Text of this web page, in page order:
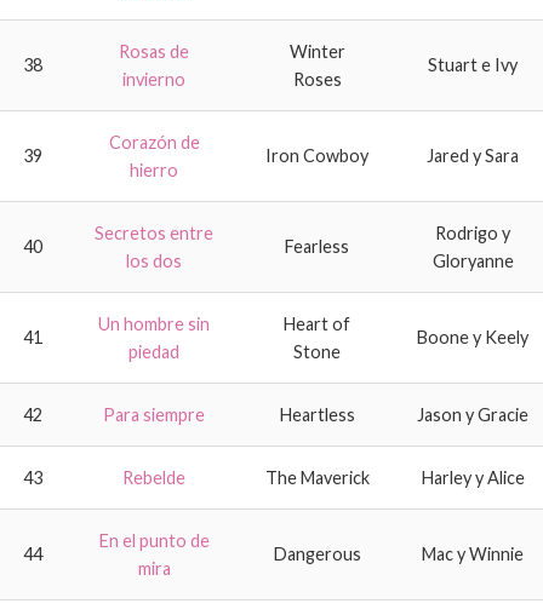
38
Rosas de
invierno
Winter
Roses
Stuart e Ivy
39
Corazón de
hierro
Iron Cowboy Jared y Sara
40
Secretos entre
los dos
Fearless
Rodrigo y
Gloryanne
41
Un hombre sin
piedad
Heart of
Stone
Boone y Keely
42 Para siempre Heartless Jason y Gracie
43 Rebelde The Maverick Harley y Alice
44
En el punto de
mira
Dangerous Mac y Winnie